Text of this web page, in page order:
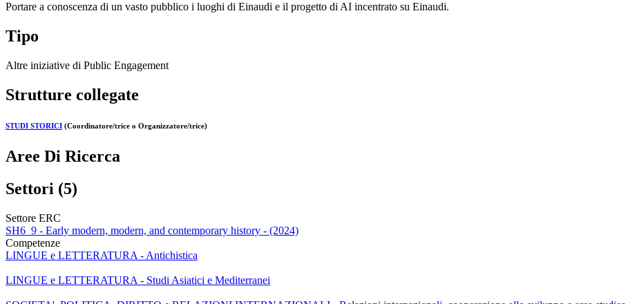
Portare a conoscenza di un vasto pubblico i luoghi di Einaudi e il progetto di AI incentrato su Einaudi.
Tipo
Altre iniziative di Public Engagement
Strutture collegate
STUDI STORICI (Coordinatore/trice o Organizzatore/trice)
Aree Di Ricerca
Settori (5)
Settore ERC
SH6_9 - Early modern, modern, and contemporary history - (2024)
Competenze
LINGUE e LETTERATURA - Antichistica
LINGUE e LETTERATURA - Studi Asiatici e Mediterranei